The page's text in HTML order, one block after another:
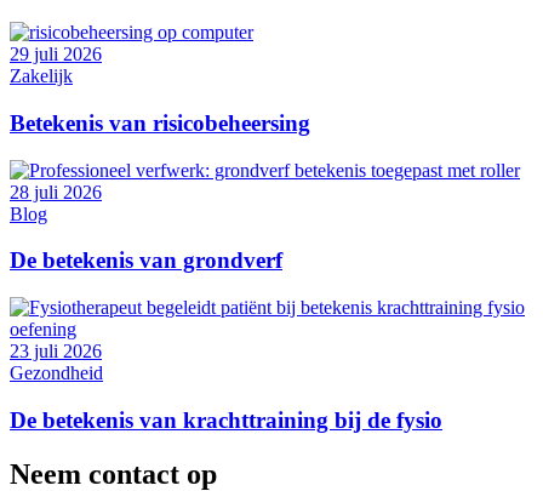
29 juli 2026
Zakelijk
Betekenis van risicobeheersing
28 juli 2026
Blog
De betekenis van grondverf
23 juli 2026
Gezondheid
De betekenis van krachttraining bij de fysio
Neem contact op